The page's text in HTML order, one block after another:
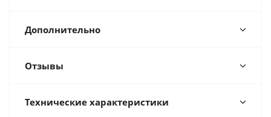
Дополнительно
Отзывы
Технические характеристики